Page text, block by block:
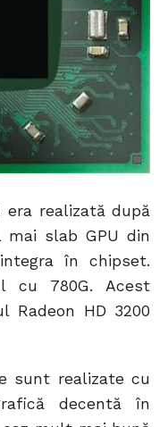
era realizată după
slab GPU din
în chipset.
cu 780G. Acest
Radeon HD 3200
sunt realizate cu
decentă în